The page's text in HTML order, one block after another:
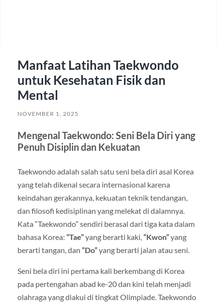
Manfaat Latihan Taekwondo
untuk Kesehatan Fisik dan
Mental
NOVEMBER 1, 2025
Mengenal Taekwondo: Seni Bela Diri yang
Penuh Disiplin dan Kekuatan
Taekwondo adalah salah satu seni bela diri asal Korea
yang telah dikenal secara internasional karena
keindahan gerakannya, kekuatan teknik tendangan,
dan filosofi kedisiplinan yang melekat di dalamnya.
Kata “Taekwondo” sendiri berasal dari tiga kata dalam
bahasa Korea: “Tae”yang berarti kaki,“Kwon”yang
berarti tangan, dan “Do”yang berarti jalan atau seni.
Seni bela diri ini pertama kali berkembang di Korea
pada pertengahan abad ke-20 dan kini telah menjadi
olahraga yang diakui di tingkat Olimpiade. Taekwondo